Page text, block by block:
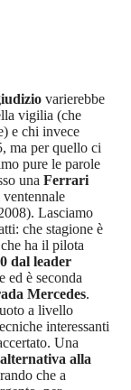
varierebbe
vigilia (che
e chi invece
ma per quello ci
pure le parole
una Ferrari
Lasciamo
che stagione è
ha il pilota
dal leader
ed è seconda
Mercedes.
a livello
interessanti
Una
alla
che a